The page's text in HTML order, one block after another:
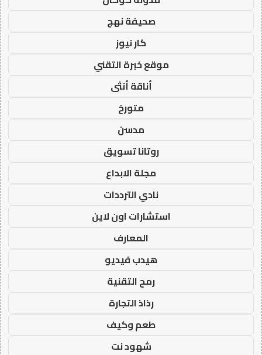
صحيفة نهج
كار نيوز
موقع خبرة التقني
أناقة أنثى
متورخ
مدسن
روتانا تسويق
مجلة الابداع
نادي الترددات
استشارات اون لاين
المعارف
هيدب فيديو
رمح التقنية
رذاذ التجارة
طعم وكيف
شهود نت